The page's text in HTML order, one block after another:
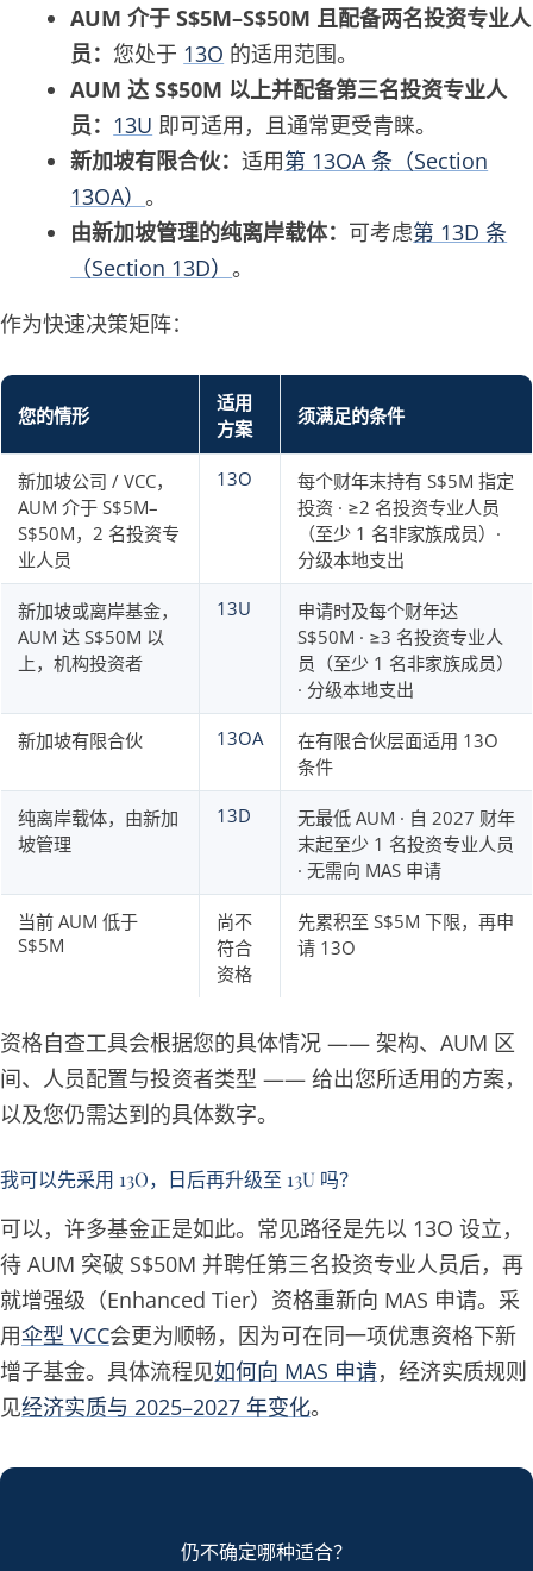
AUM 介于 S$5M–S$50M 且配备两名投资专业人
员：您处于 13O 的适用范围。
AUM 达 S$50M 以上并配备第三名投资专业人
员： 13U 即可适用，且通常更受青睐。
新加坡有限合伙：适用第 13OA 条（Section
13OA）。
由新加坡管理的纯离岸载体： 可考虑第 13D 条
（Section 13D）。
作为快速决策矩阵：
您的情形
适用
方案
须满足的条件
新加坡公司 / VCC，
AUM 介于 S$5M–
S$50M，2 名投资专
业人员
13O
每个财年末持有 S$5M 指定
投资 · ≥2 名投资专业人员
（至少 1 名非家族成员）·
分级本地支出
新加坡或离岸基金，
AUM 达 S$50M 以
上，机构投资者
13U
申请时及每个财年达
S$50M · ≥3 名投资专业人
员（至少 1 名非家族成员）
· 分级本地支出
新加坡有限合伙 13OA
在有限合伙层面适用 13O
条件
纯离岸载体，由新加
坡管理
13D
无最低 AUM · 自 2027 财年
末起至少 1 名投资专业人员
· 无需向 MAS 申请
当前 AUM 低于
S$5M
尚不
符合
资格
先累积至 S$5M 下限，再申
请 13O
资格自查工具会根据您的具体情况 —— 架构、AUM 区
间、人员配置与投资者类型 —— 给出您所适用的方案，
以及您仍需达到的具体数字。
我可以先采用 13O，日后再升级至 13U 吗？
可以，许多基金正是如此。常见路径是先以 13O 设立，
待 AUM 突破 S$50M 并聘任第三名投资专业人员后，再
就增强级（Enhanced Tier）资格重新向 MAS 申请。采
用伞型 VCC会更为顺畅，因为可在同一项优惠资格下新
增子基金。具体流程见如何向 MAS 申请，经济实质规则
见经济实质与 2025–2027 年变化。
仍不确定哪种适合？